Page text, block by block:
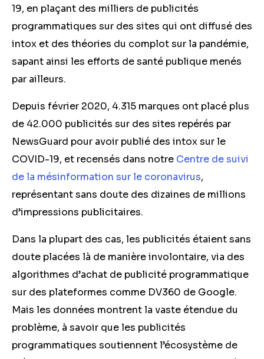
19, en plaçant des milliers de publicités
programmatiques sur des sites qui ont diffusé des
intox et des théories du complot sur la pandémie,
sapant ainsi les efforts de santé publique menés
par ailleurs.
Depuis février 2020, 4.315 marques ont placé plus
de 42.000 publicités sur des sites repérés par
NewsGuard pour avoir publié des intox sur le
COVID-19, et recensés dans notre Centre de suivi
de la mésinformation sur le coronavirus,
représentant sans doute des dizaines de millions
d’impressions publicitaires.
Dans la plupart des cas, les publicités étaient sans
doute placées là de manière involontaire, via des
algorithmes d’achat de publicité programmatique
sur des plateformes comme DV360 de Google.
Mais les données montrent la vaste étendue du
problème, à savoir que les publicités
programmatiques soutiennent l’écosystème de